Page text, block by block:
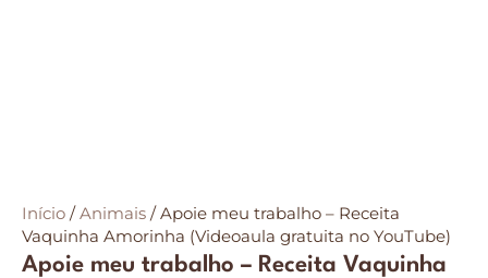
Início /Animais / Apoie meu trabalho – Receita
Vaquinha Amorinha (Videoaula gratuita no YouTube)
Apoie meu trabalho – Receita Vaquinha